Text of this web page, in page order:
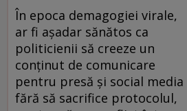
În epoca demagogiei virale,
ar fi așadar sănătos ca
politicienii să creeze un
conținut de comunicare
pentru presă și social media
fără să sacrifice protocolul,